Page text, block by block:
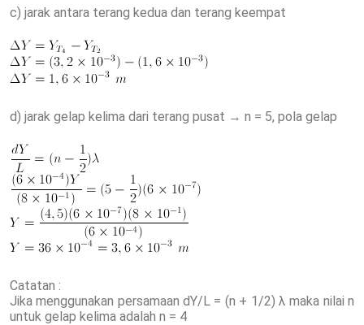
c) jarak antara terang kedua dan terang keempat
d) jarak gelap kelima dari terang pusat → n = 5, pola gelap
Catatan :
Jika menggunakan persamaan dY/L = (n + 1/2) λ maka nilai n
untuk gelap kelima adalah n = 4